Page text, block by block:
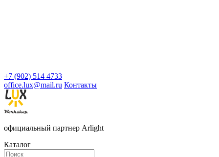
+7 (902) 514 4733
office.lux@mail.ru Контакты
официальный партнер Arlight
Каталог